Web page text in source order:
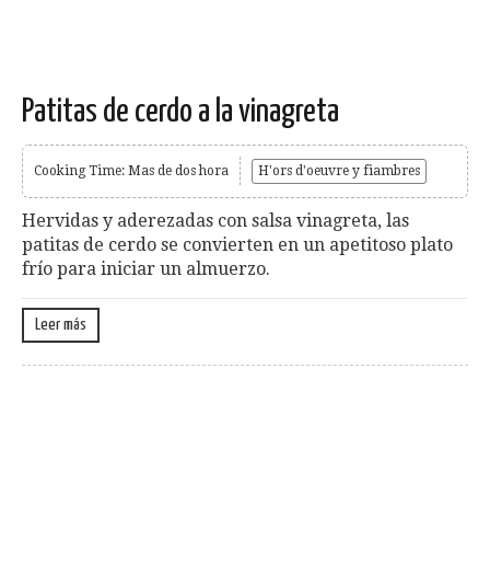
Patitas de cerdo a la vinagreta
Cooking Time: Mas de dos hora H'ors d'oeuvre y fiambres
Hervidas y aderezadas con salsa vinagreta, las
patitas de cerdo se convierten en un apetitoso plato
frío para iniciar un almuerzo.
Leer más